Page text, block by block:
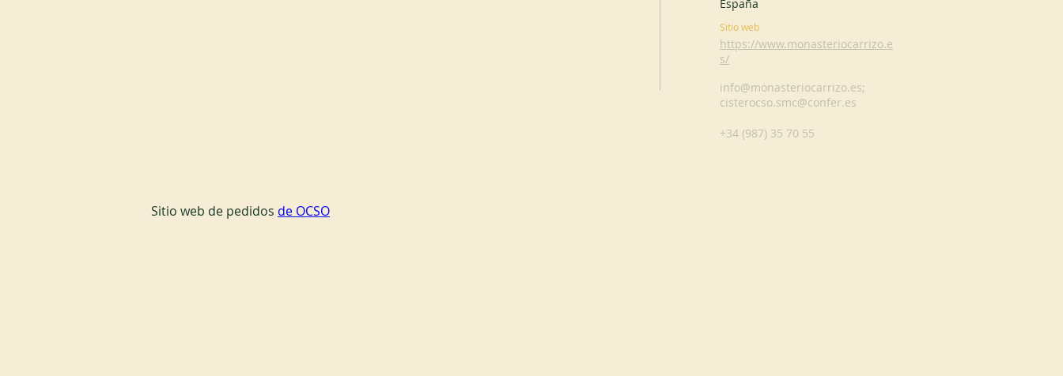
España
Sitio web
https://www.monasteriocarrizo.e
s/
info@monasteriocarrizo.es;
cisterocso.smc@confer.es
+34 (987) 35 70 55
Sitio web de pedidos de OCSO